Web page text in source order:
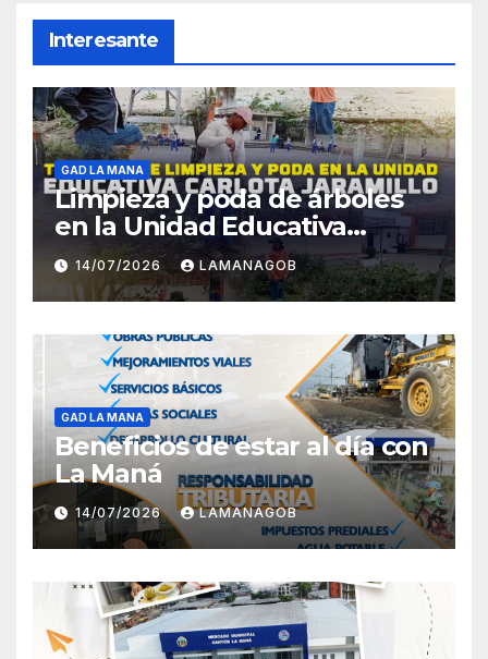
Interesante
GAD LA MANA
Limpieza y poda de árboles
en la Unidad Educativa
Carlota Jaramillo
14/07/2026 LAMANAGOB
GAD LA MANA
Beneficios de estar al día con
La Maná
14/07/2026 LAMANAGOB